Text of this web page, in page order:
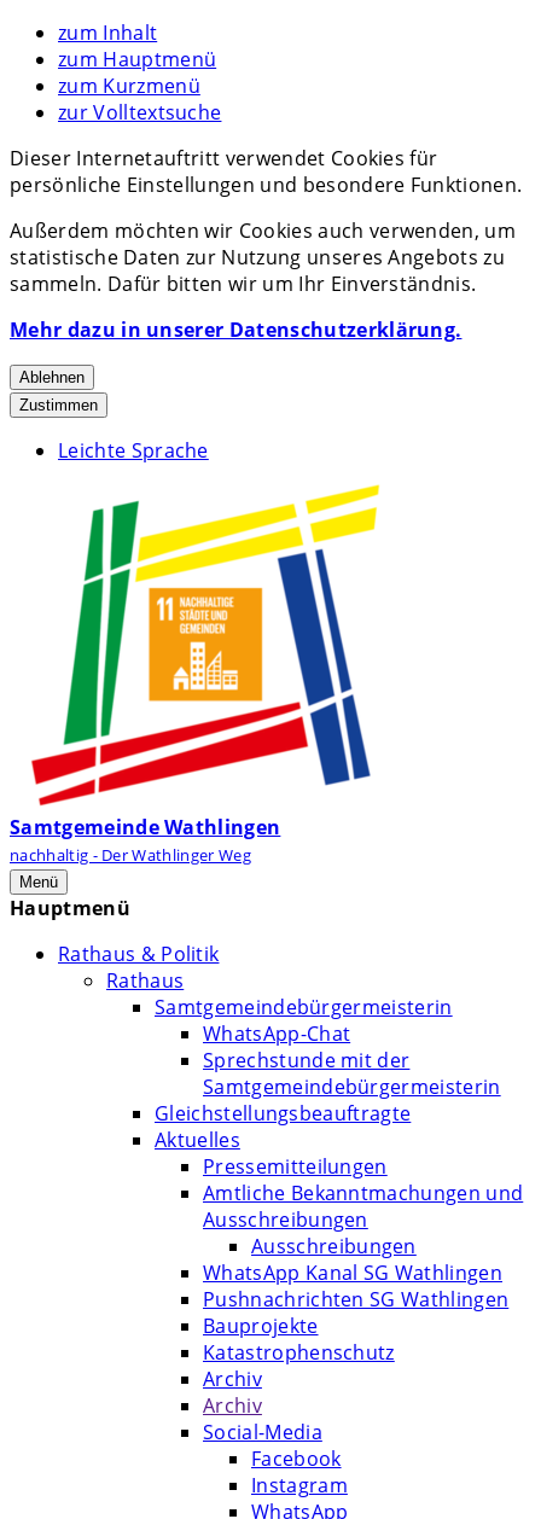
zum Inhalt
zum Hauptmenü
zum Kurzmenü
zur Volltextsuche
Dieser Internetauftritt verwendet Cookies für
persönliche Einstellungen und besondere Funktionen.
Außerdem möchten wir Cookies auch verwenden, um
statistische Daten zur Nutzung unseres Angebots zu
sammeln. Dafür bitten wir um Ihr Einverständnis.
Mehr dazu in unserer Datenschutzerklärung.
Ablehnen
Zustimmen
Leichte Sprache
Samtgemeinde Wathlingen
nachhaltig - Der Wathlinger Weg
Menü
Hauptmenü
Rathaus & Politik
Rathaus
Samtgemeindebürgermeisterin
WhatsApp-Chat
Sprechstunde mit der
Samtgemeindebürgermeisterin
Gleichstellungsbeauftragte
Aktuelles
Pressemitteilungen
Amtliche Bekanntmachungen und
Ausschreibungen
Ausschreibungen
WhatsApp Kanal SG Wathlingen
Pushnachrichten SG Wathlingen
Bauprojekte
Katastrophenschutz
Archiv
Archiv
Social-Media
Facebook
Instagram
WhatsApp